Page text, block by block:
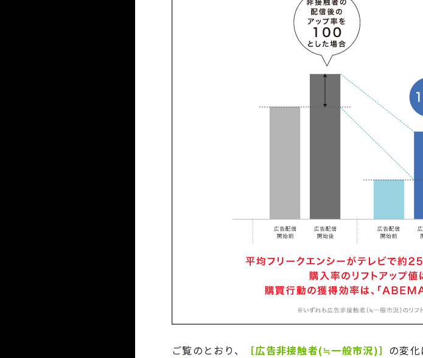
ご覧のとおり、 ［広告非接触者(≒一般市況)］ の変化